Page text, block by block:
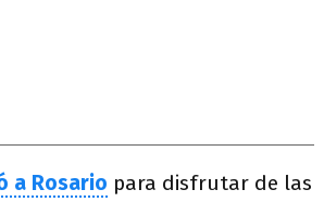
a Rosario para disfrutar de las